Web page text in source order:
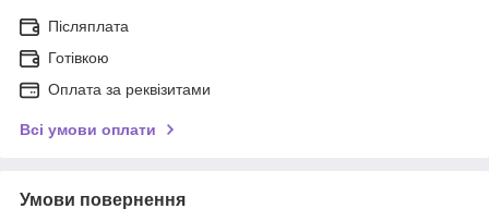
Післяплата
Готівкою
Оплата за реквізитами
Всі умови оплати
Умови повернення